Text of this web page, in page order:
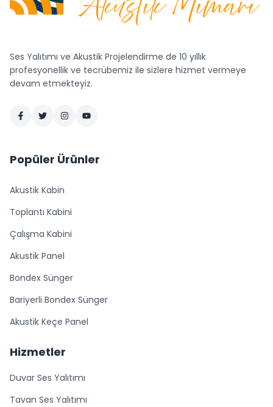
Ses Yalıtımı ve Akustik Projelendirme de 10 yıllık
profesyonellik ve tecrübemiz ile sizlere hizmet vermeye
devam etmekteyiz.
Popüler Ürünler
Akustik Kabin
Toplantı Kabini
Çalışma Kabini
Akustik Panel
Bondex Sünger
Bariyerli Bondex Sünger
Akustik Keçe Panel
Hizmetler
Duvar Ses Yalıtımı
Tavan Ses Yalıtımı